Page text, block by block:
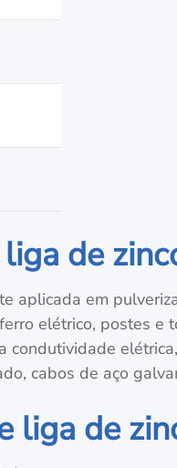
de
aplicada em
elétrico, postes
cabos de aço
liga de